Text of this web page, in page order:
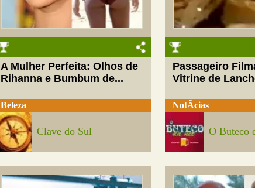
A Mulher Perfeita: Olhos de
Rihanna e Bumbum de...
Beleza
Clave do Sul
Passageiro
Vitrine de
NotÃ­cias
O Buteco